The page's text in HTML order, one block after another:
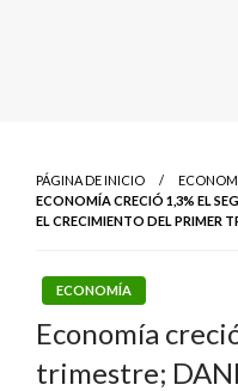
PÁGINA DE INICIO
ECONOMÍA CRECIÓ 1,3% EL
EL CRECIMIENTO DEL PRIMER
ECONOMÍA
Economía
trimestre;